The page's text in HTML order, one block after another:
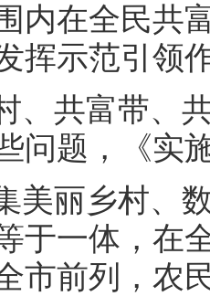
内在全民共
挥示范引领
、共富带、
问题，《实
美丽乡村、
于一体，在
市前列，农